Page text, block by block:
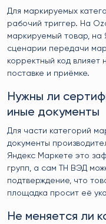
Для маркируемых
рабочий триггер. На
маркируемый товар, на
сценарии передачи
корректный код влияет
поставке и приёмке.
Нужны ли
иные документы
Для части категорий
документы
Яндекс Маркете это
групп, а сам ТН ВЭД
подтверждение, что
площадка просит её
Не меняется ли